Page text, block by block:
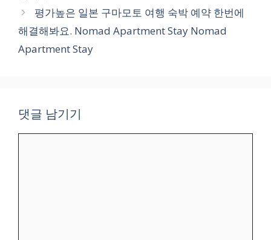
평가높은 일본 구마모토 여행 숙박 예약 한번에
해결해봐요. Nomad Apartment Stay Nomad
Apartment Stay
댓글 남기기